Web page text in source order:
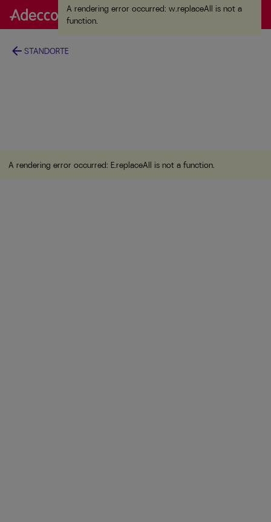
A rendering error occurred:
w.replaceAll is not a
function.
A rendering error occurred: w.replaceAll is not a
function.
arrow_back STANDORTE
A rendering error occurred: E.replaceAll is not a function.